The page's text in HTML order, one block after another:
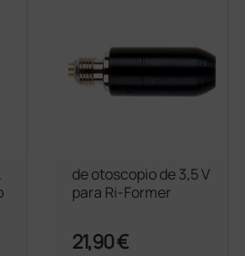
de otoscopio de 3,5 V
para Ri-Former
21,90 €